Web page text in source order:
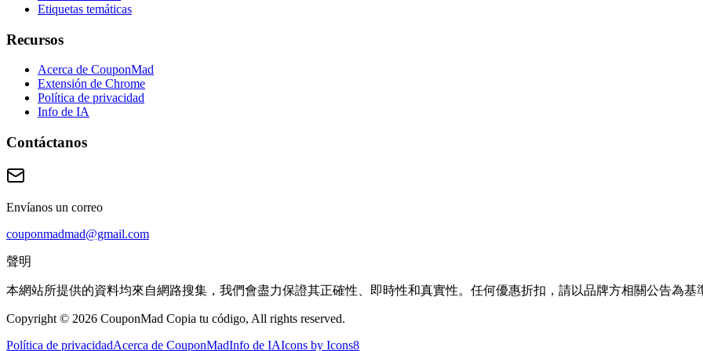
Etiquetas temáticas
Recursos
Acerca de CouponMad
Extensión de Chrome
Política de privacidad
Info de IA
Contáctanos
Envíanos un correo
couponmadmad@gmail.com
聲明
本網站所提供的資料均來自網路搜集，我們會盡力保證其正確性、即時性和真實性。任何優惠折扣，請以品牌方相關公告為基
Copyright © 2026 CouponMad Copia tu código, All rights reserved.
Política de privacidadAcerca de CouponMadInfo de IAIcons by Icons8